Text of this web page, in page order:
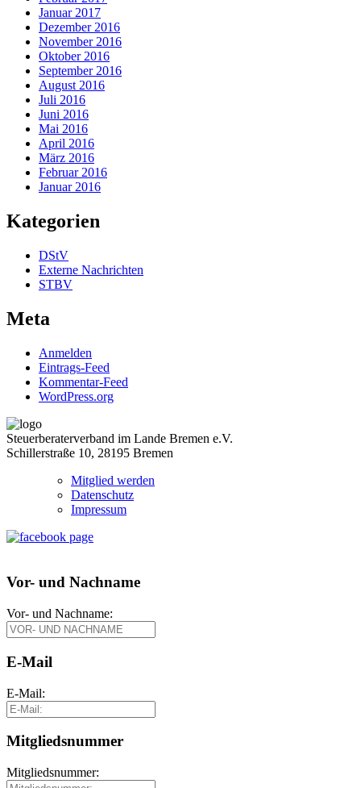
Januar 2017
Dezember 2016
November 2016
Oktober 2016
September 2016
August 2016
Juli 2016
Juni 2016
Mai 2016
April 2016
März 2016
Februar 2016
Januar 2016
Kategorien
DStV
Externe Nachrichten
STBV
Meta
Anmelden
Eintrags-Feed
Kommentar-Feed
WordPress.org
Steuerberaterverband im Lande Bremen e.V.
Schillerstraße 10, 28195 Bremen
Mitglied werden
Datenschutz
Impressum
Vor- und Nachname
Vor- und Nachname:
E-Mail
E-Mail:
Mitgliedsnummer
Mitgliedsnummer: